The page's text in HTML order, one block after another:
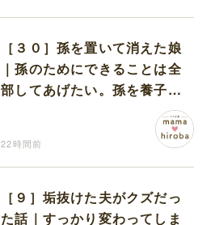
［３０］孫を置いて消えた娘
｜孫のためにできることは全
部してあげたい。孫を養子に
22時間前
［９］垢抜けた夫がクズだっ
た話｜すっかり変わってしま